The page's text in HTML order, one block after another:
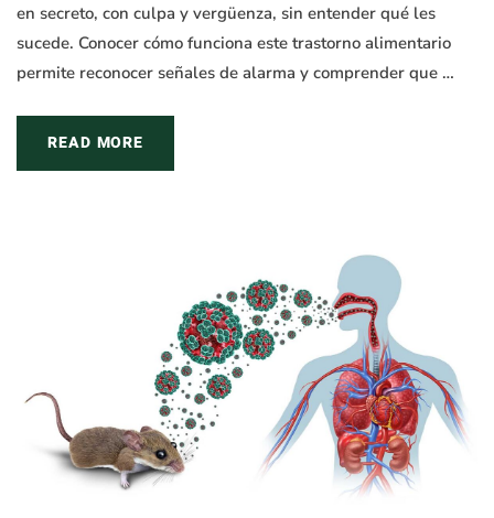
en secreto, con culpa y vergüenza, sin entender qué les
sucede. Conocer cómo funciona este trastorno alimentario
permite reconocer señales de alarma y comprender que …
READ MORE